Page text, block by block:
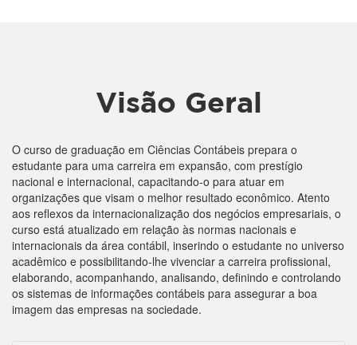
Visão Geral
O curso de graduação em Ciências Contábeis prepara o
estudante para uma carreira em expansão, com prestígio
nacional e internacional, capacitando-o para atuar em
organizações que visam o melhor resultado econômico. Atento
aos reflexos da internacionalização dos negócios empresariais, o
curso está atualizado em relação às normas nacionais e
internacionais da área contábil, inserindo o estudante no universo
acadêmico e possibilitando-lhe vivenciar a carreira profissional,
elaborando, acompanhando, analisando, definindo e controlando
os sistemas de informações contábeis para assegurar a boa
imagem das empresas na sociedade.